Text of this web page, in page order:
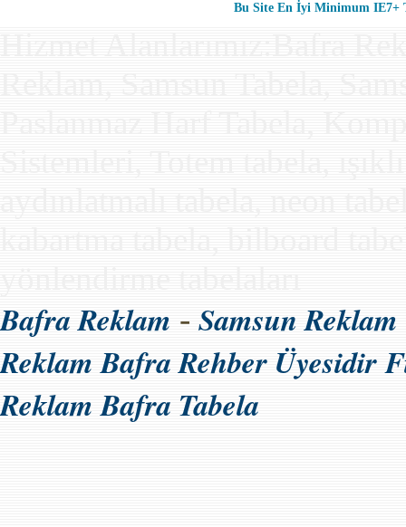
Bu Site En İyi Minimum IE7+
Bafra Reklam - Samsun Reklam
Reklam Bafra Rehber Üyesidir
Reklam Bafra Tabela